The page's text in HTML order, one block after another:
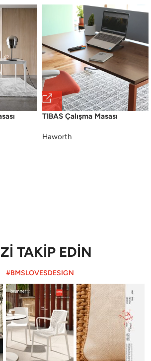
TIBAS Çalışma Masası
Haworth
TAKİP EDİN
#BMSLOVESDESIGN